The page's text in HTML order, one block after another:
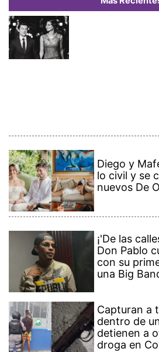
Diego y
lo civil y se
nuevos De
¡'De las
Don Pablo
con su
una Big
Capturan a
dentro de
detienen a
droga en